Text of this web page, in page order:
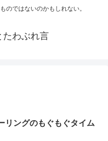
のではないのかもしれない。
たわぶれ言
リングのもぐもぐタイム